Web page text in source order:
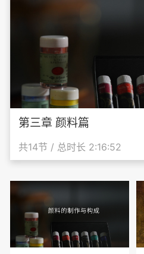
第三章 颜料篇
共14节 / 总时长 2:16:52